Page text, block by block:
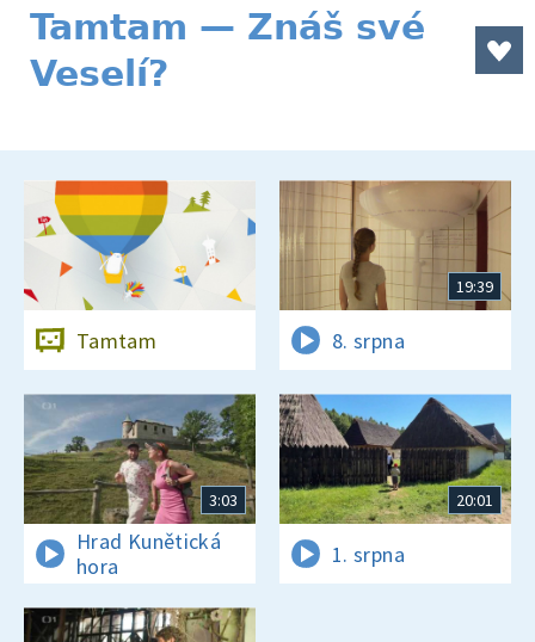
Tamtam — Znáš své
Veselí?
Tamtam
19:39
8. srpna
3:03
Hrad Kunětická
hora
20:01
1. srpna